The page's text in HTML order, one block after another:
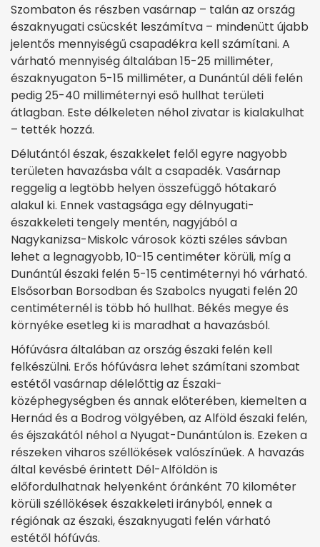
Szombaton és részben vasárnap – talán az ország
északnyugati csücskét leszámítva – mindenütt újabb
jelentős mennyiségű csapadékra kell számítani. A
várható mennyiség általában 15-25 milliméter,
északnyugaton 5-15 milliméter, a Dunántúl déli felén
pedig 25-40 milliméternyi eső hullhat területi
átlagban. Este délkeleten néhol zivatar is kialakulhat
– tették hozzá.
Délutántól észak, északkelet felől egyre nagyobb
területen havazásba vált a csapadék. Vasárnap
reggelig a legtöbb helyen összefüggő hótakaró
alakul ki. Ennek vastagsága egy délnyugati-
északkeleti tengely mentén, nagyjából a
Nagykanizsa-Miskolc városok közti széles sávban
lehet a legnagyobb, 10-15 centiméter körüli, míg a
Dunántúl északi felén 5-15 centiméternyi hó várható.
Elsősorban Borsodban és Szabolcs nyugati felén 20
centiméternél is több hó hullhat. Békés megye és
környéke esetleg ki is maradhat a havazásból.
Hófúvásra általában az ország északi felén kell
felkészülni. Erős hófúvásra lehet számítani szombat
estétől vasárnap délelőttig az Északi-
középhegységben és annak előterében, kiemelten a
Hernád és a Bodrog völgyében, az Alföld északi felén,
és éjszakától néhol a Nyugat-Dunántúlon is. Ezeken a
részeken viharos széllökések valószínűek. A havazás
által kevésbé érintett Dél-Alföldön is
előfordulhatnak helyenként óránként 70 kilométer
körüli széllökések északkeleti irányból, ennek a
régiónak az északi, északnyugati felén várható
estétől hófúvás.